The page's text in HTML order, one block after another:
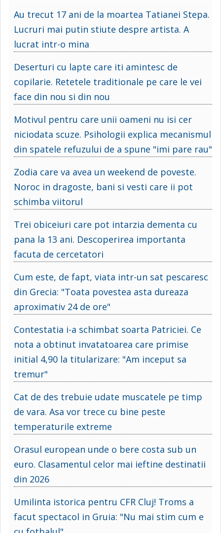
Au trecut 17 ani de la moartea Tatianei Stepa.
Lucruri mai putin stiute despre artista. A
lucrat intr-o mina
Deserturi cu lapte care iti amintesc de
copilarie. Retetele traditionale pe care le vei
face din nou si din nou
Motivul pentru care unii oameni nu isi cer
niciodata scuze. Psihologii explica mecanismul
din spatele refuzului de a spune "imi pare rau"
Zodia care va avea un weekend de poveste.
Noroc in dragoste, bani si vesti care ii pot
schimba viitorul
Trei obiceiuri care pot intarzia dementa cu
pana la 13 ani. Descoperirea importanta
facuta de cercetatori
Cum este, de fapt, viata intr-un sat pescaresc
din Grecia: "Toata povestea asta dureaza
aproximativ 24 de ore"
Contestatia i-a schimbat soarta Patriciei. Ce
nota a obtinut invatatoarea care primise
initial 4,90 la titularizare: "Am inceput sa
tremur"
Cat de des trebuie udate muscatele pe timp
de vara. Asa vor trece cu bine peste
temperaturile extreme
Orasul european unde o bere costa sub un
euro. Clasamentul celor mai ieftine destinatii
din 2026
Umilinta istorica pentru CFR Cluj! Troms a
facut spectacol in Gruia: "Nu mai stim cum e